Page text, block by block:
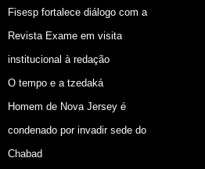
Fisesp fortalece diálogo com a
Revista Exame em visita
institucional à redação
O tempo e a tzedaká
Homem de Nova Jersey é
condenado por invadir sede do
Chabad